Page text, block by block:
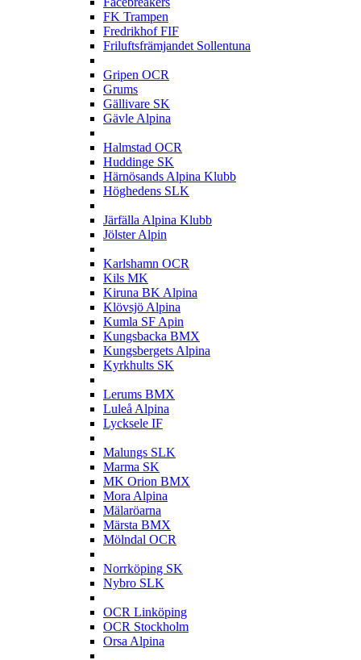
FK Trampen
Fredrikhof FIF
Friluftsfrämjandet Sollentuna
Gripen OCR
Grums
Gällivare SK
Gävle Alpina
Halmstad OCR
Huddinge SK
Härnösands Alpina Klubb
Höghedens SLK
Järfälla Alpina Klubb
Jölster Alpin
Karlshamn OCR
Kils MK
Kiruna BK Alpina
Klövsjö Alpina
Kumla SF Apin
Kungsbacka BMX
Kungsbergets Alpina
Kyrkhults SK
Lerums BMX
Luleå Alpina
Lycksele IF
Malungs SLK
Marma SK
MK Orion BMX
Mora Alpina
Mälaröarna
Märsta BMX
Mölndal OCR
Norrköping SK
Nybro SLK
OCR Linköping
OCR Stockholm
Orsa Alpina